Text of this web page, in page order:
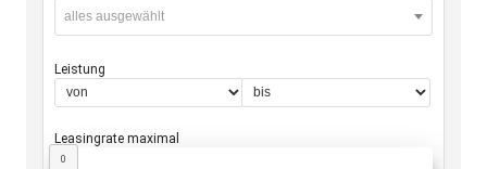
alles ausgewählt
Leistung
Leasingrate maximal
0